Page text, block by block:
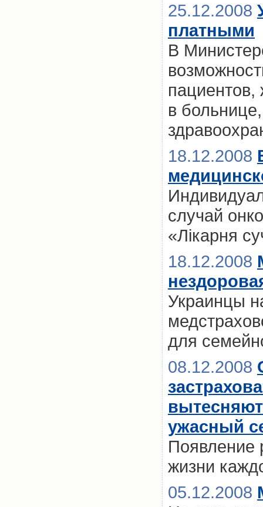
25.12.2008
платными
В
в
18.12.2008
случай
«Лікарня
18.12.2008
Украинцы
для
08.12.2008
ужасный
Появление
жизни
05.12.2008